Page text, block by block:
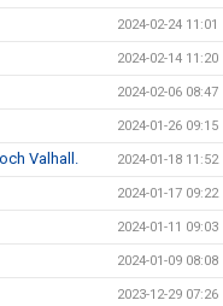
2024-02-24 11:01
2024-02-14 11:20
2024-02-06 08:47
2024-01-26 09:15
Valhall. 2024-01-18 11:52
2024-01-17 09:22
2024-01-11 09:03
2024-01-09 08:08
2023-12-29 07:26